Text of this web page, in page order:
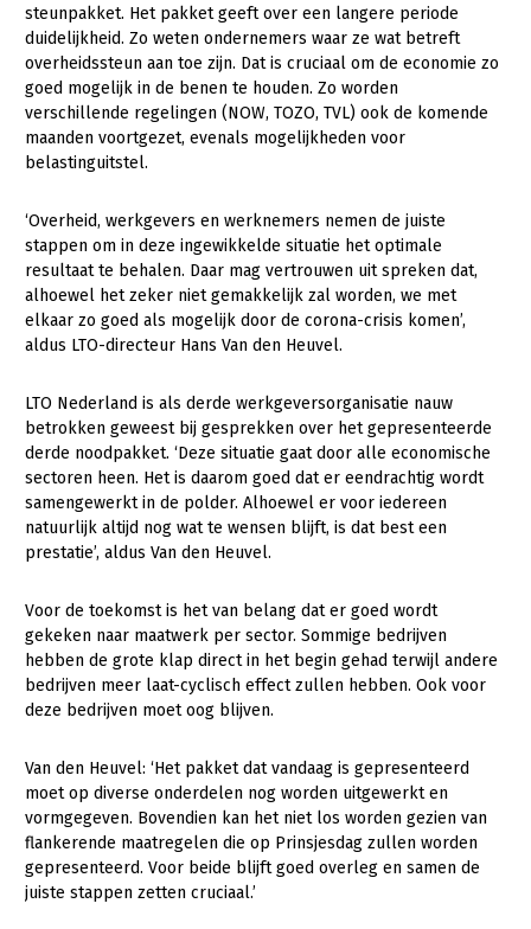
Thema’s
Gezonde planten
Gezonde dieren
Natuur, klimaat en energie
Bodem en water
Platteland en omgeving
Mens, ondernemerschap en onderwijs
Internationaal
Dier
Biologische Landbouw
Geitenhouderij
Kalverhouderij
Konijnenhouderij
Melkveehouderij
Paardenhouderij
Schapenhouderij
Varkenshouderij
Vleesveehouderij
Plant
Akkerbouw
Biologische Landbouw
Bollenteelt
Bomen, vaste planten en zomerbloemen
Fruitteelt
Paddenstoelen
Vollegrondsgroente
Multifunctionele landbouw
Multifunctioneel
Vrouw en Bedrijf
Nieuws
Nieuwsabonnement
Webinars
Over LTO
LTO Nederland
Mensen
Bestuur en Directie
Jaarverslag 2023
steunpakket. Het pakket geeft over een langere periode
duidelijkheid. Zo weten ondernemers waar ze wat betreft
overheidssteun aan toe zijn. Dat is cruciaal om de economie zo
goed mogelijk in de benen te houden. Zo worden
verschillende regelingen (NOW, TOZO, TVL) ook de komende
maanden voortgezet, evenals mogelijkheden voor
belastinguitstel.
‘Overheid, werkgevers en werknemers nemen de juiste
stappen om in deze ingewikkelde situatie het optimale
resultaat te behalen. Daar mag vertrouwen uit spreken dat,
alhoewel het zeker niet gemakkelijk zal worden, we met
elkaar zo goed als mogelijk door de corona-crisis komen’,
aldus LTO-directeur Hans Van den Heuvel.
LTO Nederland is als derde werkgeversorganisatie nauw
betrokken geweest bij gesprekken over het gepresenteerde
derde noodpakket. ‘Deze situatie gaat door alle economische
sectoren heen. Het is daarom goed dat er eendrachtig wordt
samengewerkt in de polder. Alhoewel er voor iedereen
natuurlijk altijd nog wat te wensen blijft, is dat best een
prestatie’, aldus Van den Heuvel.
Voor de toekomst is het van belang dat er goed wordt
gekeken naar maatwerk per sector. Sommige bedrijven
hebben de grote klap direct in het begin gehad terwijl andere
bedrijven meer laat-cyclisch effect zullen hebben. Ook voor
deze bedrijven moet oog blijven.
Van den Heuvel: ‘Het pakket dat vandaag is gepresenteerd
moet op diverse onderdelen nog worden uitgewerkt en
vormgegeven. Bovendien kan het niet los worden gezien van
flankerende maatregelen die op Prinsjesdag zullen worden
gepresenteerd. Voor beide blijft goed overleg en samen de
juiste stappen zetten cruciaal.’